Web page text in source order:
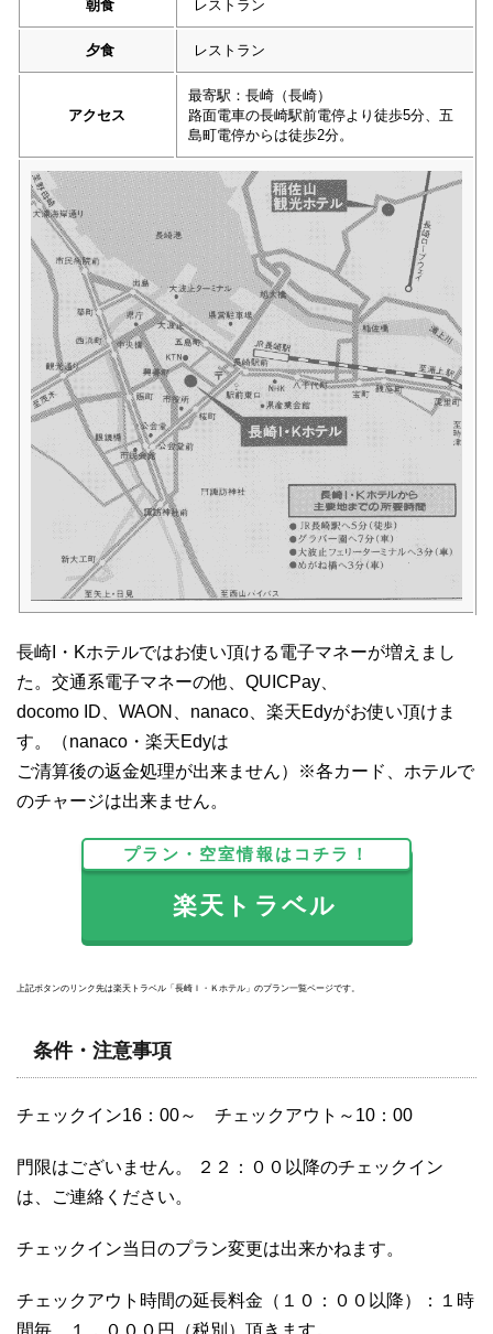
朝食 レストラン
夕食 レストラン
アクセス
最寄駅：長崎（長崎）
路面電車の長崎駅前電停より徒歩5分、五
島町電停からは徒歩2分。
長崎I・Kホテルではお使い頂ける電子マネーが増えまし
た。交通系電子マネーの他、QUICPay、
docomo ID、WAON、nanaco、楽天Edyがお使い頂けま
す。（nanaco・楽天Edyは
ご清算後の返金処理が出来ません）※各カード、ホテルで
のチャージは出来ません。
プラン・空室情報はコチラ！
楽天トラベル
上記ボタンのリンク先は楽天トラベル「長崎Ｉ・Ｋホテル」のプラン一覧ページです。
条件・注意事項
チェックイン16：00～ チェックアウト～10：00
門限はございません。 ２２：００以降のチェックイン
は、ご連絡ください。
チェックイン当日のプラン変更は出来かねます。
チェックアウト時間の延長料金（１０：００以降）：１時
間毎 １，０００円（税別）頂きます。